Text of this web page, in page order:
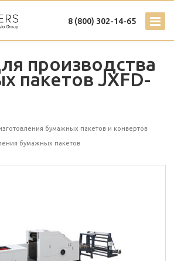
8 (800) 302-14-65
производства
пакетов JXFD-
бумажных пакетов и конвертов
бумажных пакетов